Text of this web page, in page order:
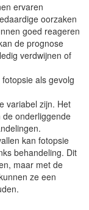
ervaren
oorzaken
goed reageren
de prognose
verdwijnen of
als gevolg
variabel zijn. Het
onderliggende
kan fotopsie
behandeling. Dit
maar met de
ze een